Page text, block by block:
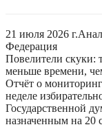
21 июля 2026 г.
Федерация
Повелители скуки:
меньше времени,
Отчёт о
неделе
Государственной
назначенным на 20